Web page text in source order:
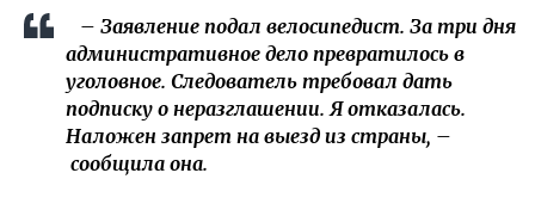
– Заявление подал велосипедист. За три дня
административное дело превратилось в
уголовное. Следователь требовал дать
подписку о неразглашении. Я отказалась.
Наложен запрет на выезд из страны, –
сообщила она.